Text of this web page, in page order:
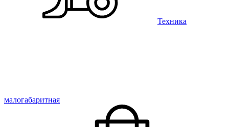
Техника
малогабаритная